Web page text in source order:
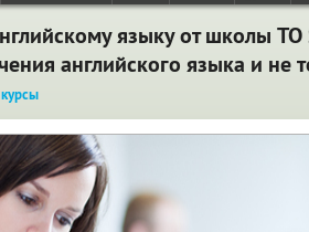
языку от школы TO
английского языка и не